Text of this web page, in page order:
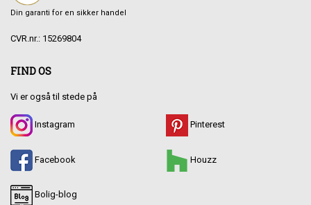
Din garanti for en sikker handel
CVR.nr.: 15269804
FIND OS
Vi er også til stede på
Instagram
Facebook
Bolig-blog
Pinterest
Houzz